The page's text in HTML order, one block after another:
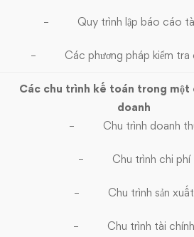
– Quy trình lập báo cáo
– Các phương pháp kiểm
Các chu trình kế toán trong một
doanh
–
Chu trình doanh
– Chu trình chi phí
– Chu trình sản xuất
– Chu trình tài chính